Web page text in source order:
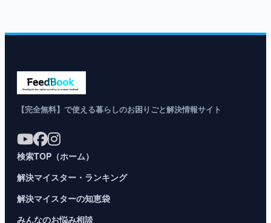
【完全無料】で使える暮らしのお困りごと解決情報サイト
検索TOP（ホーム）
解決マイスター・ランキング
解決マイスターの知恵袋
みんなのお悩み相談